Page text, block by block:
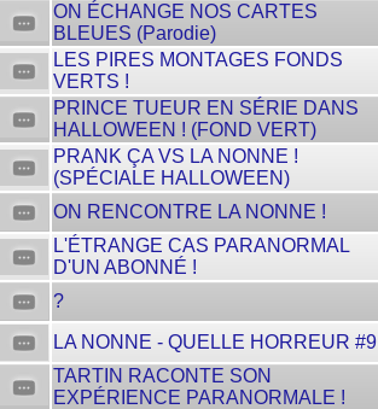
ON ÉCHANGE NOS CARTES
BLEUES (Parodie)
LES PIRES MONTAGES FONDS
VERTS !
PRINCE TUEUR EN SÉRIE DANS
HALLOWEEN ! (FOND VERT)
PRANK ÇA VS LA NONNE !
(SPÉCIALE HALLOWEEN)
ON RENCONTRE LA NONNE !
L'ÉTRANGE CAS PARANORMAL
D'UN ABONNÉ !
?
LA NONNE - QUELLE HORREUR #9
TARTIN RACONTE SON
EXPÉRIENCE PARANORMALE !